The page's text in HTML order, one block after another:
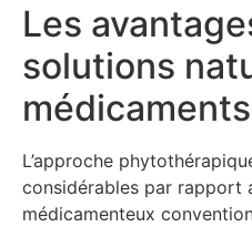
Les
solutions
médicaments
L’approche
considérables par rapport
médicamenteux